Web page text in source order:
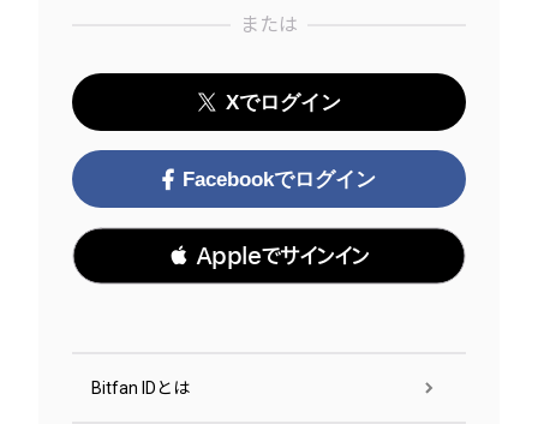
または
Xでログイン
Facebookでログイン
 Appleでサインイン
Bitfan IDとは